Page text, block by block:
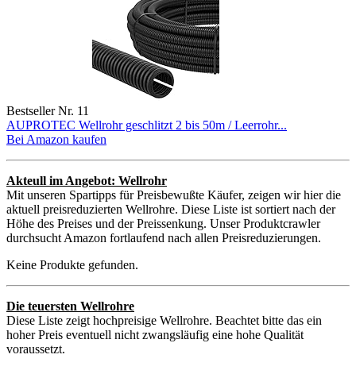
Bestseller Nr. 11
AUPROTEC Wellrohr geschlitzt 2 bis 50m / Leerrohr...
Bei Amazon kaufen
Akteull im Angebot: Wellrohr
Mit unseren Spartipps für Preisbewußte Käufer, zeigen wir hier die
aktuell preisreduzierten Wellrohre. Diese Liste ist sortiert nach der
Höhe des Preises und der Preissenkung. Unser Produktcrawler
durchsucht Amazon fortlaufend nach allen Preisreduzierungen.
Keine Produkte gefunden.
Die teuersten Wellrohre
Diese Liste zeigt hochpreisige Wellrohre. Beachtet bitte das ein
hoher Preis eventuell nicht zwangsläufig eine hohe Qualität
voraussetzt.